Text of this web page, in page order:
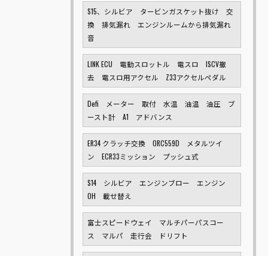
S15、シルビア タービンガスケット抜け 交
換 排気漏れ エンジンルームから排気漏れ
音
LINK ECU 電動スロットル 電スロ ISCV撤
去 電スロ用アクセル Z33アクセルペダル
Defi メーター 取付 水温 油温 油圧 ブ
ースト計 A1 アドバンス
ER34 クラッチ交換 ORC559D メタルツイ
ン ECR33ミッション プッシュ式
S14 シルビア エンジンブロー エンジン
OH 載せ替え
富士スピードウェイ マルチパーパスコー
ス マルパ 走行会 ドリフト